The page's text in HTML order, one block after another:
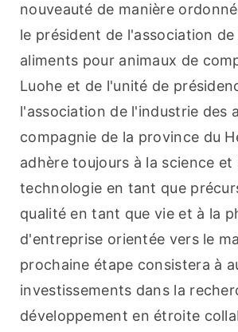
nouveauté de manière
le président de l'association
aliments pour animaux de
Luohe et de l'unité de
l'association de l'industrie des
compagnie de la province du
adhère toujours à la science et
technologie en tant que
qualité en tant que vie et à la
d'entreprise orientée vers le
prochaine étape consistera à
investissements dans la
développement en étroite